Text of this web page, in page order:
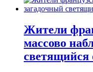
Жители
массово
светящийся